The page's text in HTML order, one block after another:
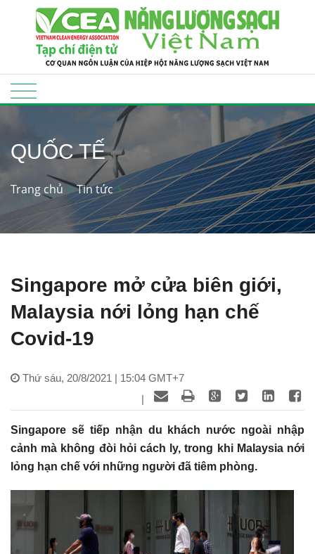
QUỐC TẾ
Trang chủ Tin tức
Singapore mở cửa biên giới,
Malaysia nới lỏng hạn chế
Covid-19
Thứ sáu, 20/8/2021 | 15:04 GMT+7
|
Singapore sẽ tiếp nhận du khách nước ngoài nhập
cảnh mà không đòi hỏi cách ly, trong khi Malaysia nới
lỏng hạn chế với những người đã tiêm phòng.